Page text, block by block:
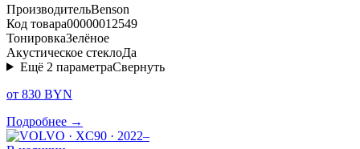
ПроизводительBenson
Код товара00000012549
ТонировкаЗелёное
Акустическое стеклоДа
Ещё 2 параметраСвернуть
от 830 BYN
Подробнее →